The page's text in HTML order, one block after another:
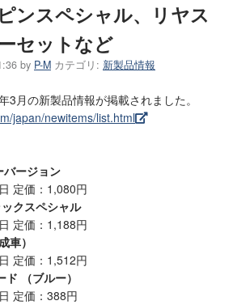
ンスペシャル、リヤス
セットなど
by P-M カテゴリ: 新製品情報
3月の新製品情報が掲載されました。
japan/newitems/list.html
バージョン
定価：1,080円
クスペシャル
定価：1,188円
車）
定価：1,512円
ド （ブルー）
定価：388円